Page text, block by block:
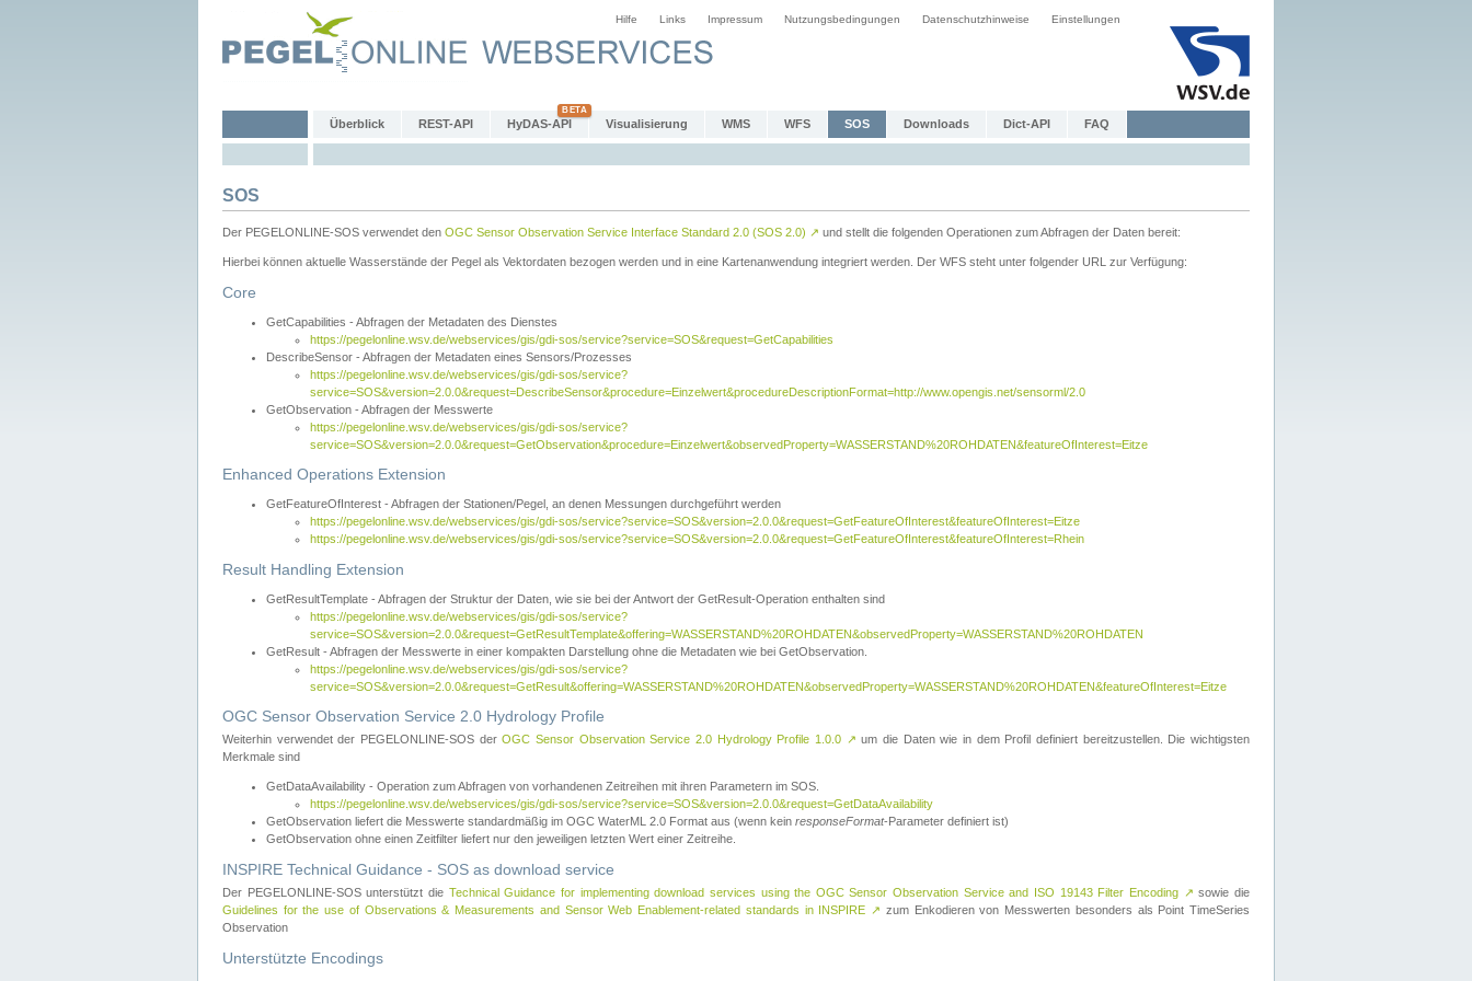
Hilfe Links Impressum Nutzungsbedingungen Datenschutzhinweise Einstellungen
Überblick REST-API HyDAS-API Visualisierung WMS WFS SOS Downloads Dict-API FAQ
SOS
Der PEGELONLINE-SOS verwendet den OGC Sensor Observation Service Interface Standard 2.0 (SOS 2.0) ↗ und stellt die folgenden Operationen zum Abfragen der Daten bereit:
Hierbei können aktuelle Wasserstände der Pegel als Vektordaten bezogen werden und in eine Kartenanwendung integriert werden. Der WFS steht unter folgender URL zur Verfügung:
Core
GetCapabilities - Abfragen der Metadaten des Dienstes
https://pegelonline.wsv.de/webservices/gis/gdi-sos/service?service=SOS&request=GetCapabilities
DescribeSensor - Abfragen der Metadaten eines Sensors/Prozesses
https://pegelonline.wsv.de/webservices/gis/gdi-sos/service?
service=SOS&version=2.0.0&request=DescribeSensor&procedure=Einzelwert&procedureDescriptionFormat=http://www.opengis.net/sensorml/2.0
GetObservation - Abfragen der Messwerte
https://pegelonline.wsv.de/webservices/gis/gdi-sos/service?
service=SOS&version=2.0.0&request=GetObservation&procedure=Einzelwert&observedProperty=WASSERSTAND%20ROHDATEN&featureOfInterest=Eitze
Enhanced Operations Extension
GetFeatureOfInterest - Abfragen der Stationen/Pegel, an denen Messungen durchgeführt werden
https://pegelonline.wsv.de/webservices/gis/gdi-sos/service?service=SOS&version=2.0.0&request=GetFeatureOfInterest&featureOfInterest=Eitze
https://pegelonline.wsv.de/webservices/gis/gdi-sos/service?service=SOS&version=2.0.0&request=GetFeatureOfInterest&featureOfInterest=Rhein
Result Handling Extension
GetResultTemplate - Abfragen der Struktur der Daten, wie sie bei der Antwort der GetResult-Operation enthalten sind
https://pegelonline.wsv.de/webservices/gis/gdi-sos/service?
service=SOS&version=2.0.0&request=GetResultTemplate&offering=WASSERSTAND%20ROHDATEN&observedProperty=WASSERSTAND%20ROHDATEN
GetResult - Abfragen der Messwerte in einer kompakten Darstellung ohne die Metadaten wie bei GetObservation.
https://pegelonline.wsv.de/webservices/gis/gdi-sos/service?
service=SOS&version=2.0.0&request=GetResult&offering=WASSERSTAND%20ROHDATEN&observedProperty=WASSERSTAND%20ROHDATEN&featureOfInterest=Eitze
OGC Sensor Observation Service 2.0 Hydrology Profile
Weiterhin verwendet der PEGELONLINE-SOS derOGC Sensor Observation Service 2.0 Hydrology Profile 1.0.0 ↗ um die Daten wie in dem Profil definiert bereitzustellen. Die wichtigsten
Merkmale sind
GetDataAvailability - Operation zum Abfragen von vorhandenen Zeitreihen mit ihren Parametern im SOS.
https://pegelonline.wsv.de/webservices/gis/gdi-sos/service?service=SOS&version=2.0.0&request=GetDataAvailability
GetObservation liefert die Messwerte standardmäßig im OGC WaterML 2.0 Format aus (wenn kein responseFormat-Parameter definiert ist)
GetObservation ohne einen Zeitfilter liefert nur den jeweiligen letzten Wert einer Zeitreihe.
INSPIRE Technical Guidance - SOS as download service
Der PEGELONLINE-SOS unterstützt die Technical Guidance for implementing download services using the OGC Sensor Observation Service and ISO 19143 Filter Encoding ↗ sowie die
Guidelines for the use of Observations & Measurements and Sensor Web Enablement-related standards in INSPIRE ↗ zum Enkodieren von Messwerten besonders als Point TimeSeries
Observation
Unterstützte Encodings